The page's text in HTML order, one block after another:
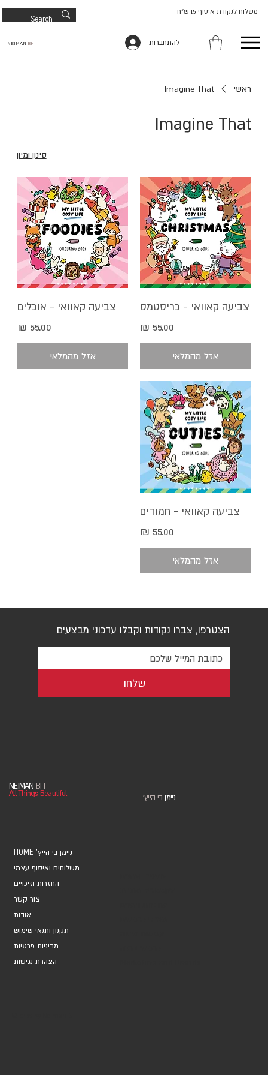
להתחברות NEIMAN BH
משלוח לנקודת איסוף 15 ש"ח
ראשי Imagine That
Imagine That
סינון ומיון
צביעה קאוואי - כריסטמס
מחיר
אזל מהמלאי
צביעה קאוואי - אוכלים
מחיר
אזל מהמלאי
צביעה קאוואי - חמודים
מחיר
אזל מהמלאי
HOME 'ניימן בי הייץ
משלוחים ואיסוף עצמי
החזרות וזיכויים
צור קשר
אודות
תקנון ותנאי שימוש
מדיניות פרטיות
הצהרת נגישות
הצטרפו, צברו נקודות וקבלו עדכוני מבצעים
שלחו
NEIMAN BH
All Things Beautiful
' ניימן בי הייץ